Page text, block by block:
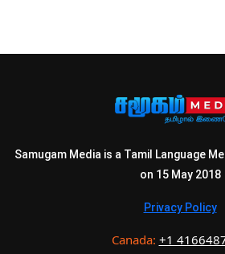
Samugam Media is a Tamil Language
on 15 May 2018
Privacy Policy
Canada: +1